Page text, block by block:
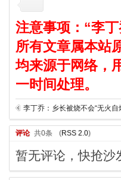
注意事项：“李
所有文章属本站
均来源于网络，
一时间处理。
李丁乔：乡长被烧不会“无火自
评论 共0条 (RSS 2.0)
暂无评论，快抢沙